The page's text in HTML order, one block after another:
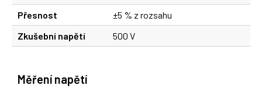
Přesnost
±5 % z rozsahu
Zkušební napětí
500 V
Měření napětí